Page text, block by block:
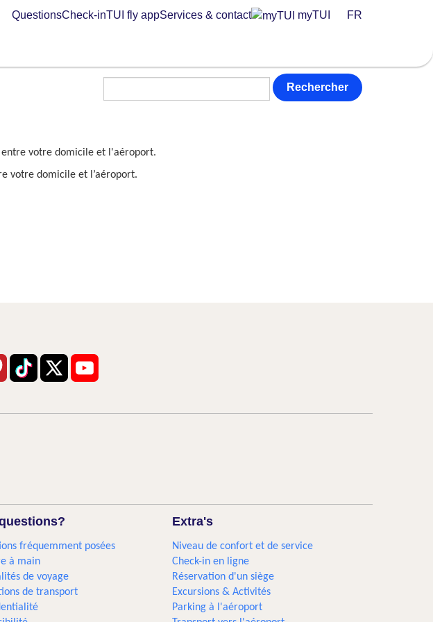
QuestionsCheck-inTUI fly appServices & contact myTUI FR
Rechercher
votre domicile et l'aéroport.
votre domicile et l’aéroport.
fréquemment posées
à main
de voyage
de transport
Extra's
Niveau de confort et de service
Check-in en ligne
Réservation d'un siège
Excursions & Activités​
Parking à l'aéroport